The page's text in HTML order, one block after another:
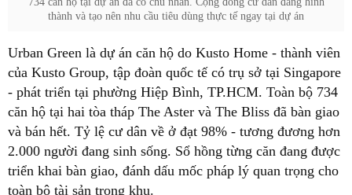
thành và tạo nên nhu cầu tiêu dùng thực tế ngay tại dự án
Urban Green là dự án căn hộ do Kusto Home - thành viên
của Kusto Group, tập đoàn quốc tế có trụ sở tại Singapore
- phát triển tại phường Hiệp Bình, TP.HCM. Toàn bộ 734
căn hộ tại hai tòa tháp The Aster và The Bliss đã bàn giao
và bán hết. Tỷ lệ cư dân về ở đạt 98% - tương đương hơn
2.000 người đang sinh sống. Sổ hồng từng căn đang được
triển khai bàn giao, đánh dấu mốc pháp lý quan trọng cho
toàn bộ tài sản trong khu.